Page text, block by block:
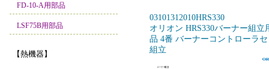
FD-10-A用部品
LSF75B用部品
【熱機器】
03101312010HRS330
オリオン HRS330バーナー組立
品 4番 バーナーコントローラ
組立